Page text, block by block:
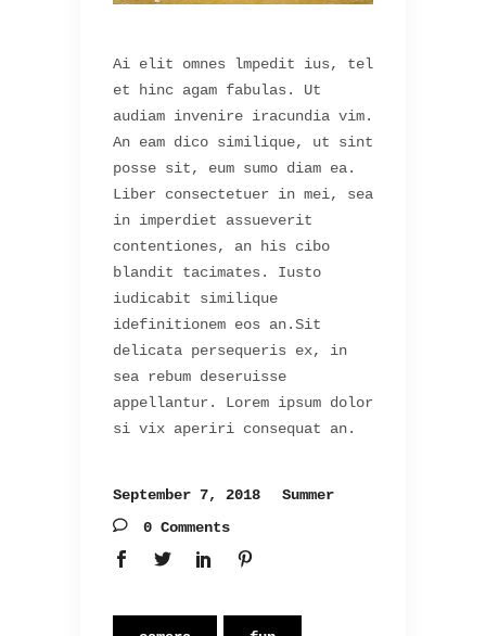
Ai elit omnes lmpedit ius, tel
et hinc agam fabulas. Ut
audiam invenire iracundia vim.
An eam dico similique, ut sint
posse sit, eum sumo diam ea.
Liber consectetuer in mei, sea
in imperdiet assueverit
contentiones, an his cibo
blandit tacimates. Iusto
iudicabit similique
idefinitionem eos an.Sit
delicata persequeris ex, in
sea rebum deseruisse
appellantur. Lorem ipsum dolor
si vix aperiri consequat an.
September 7, 2018
Summer
0 Comments